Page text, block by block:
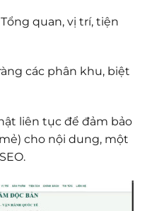
Tổng quan, vị trí, tiện
các phân khu, biệt
liên tục để đảm bảo
cho nội dung, một